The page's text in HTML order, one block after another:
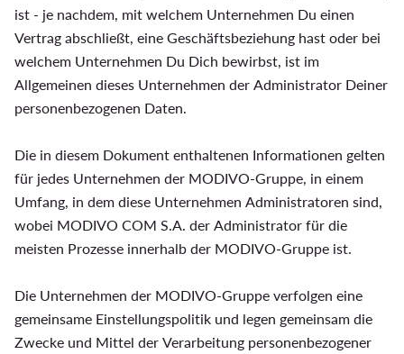
ist - je nachdem, mit welchem Unternehmen Du einen
Vertrag abschließt, eine Geschäftsbeziehung hast oder bei
welchem Unternehmen Du Dich bewirbst, ist im
Allgemeinen dieses Unternehmen der Administrator Deiner
personenbezogenen Daten.
Die in diesem Dokument enthaltenen Informationen gelten
für jedes Unternehmen der MODIVO-Gruppe, in einem
Umfang, in dem diese Unternehmen Administratoren sind,
wobei MODIVO COM S.A. der Administrator für die
meisten Prozesse innerhalb der MODIVO-Gruppe ist.
Die Unternehmen der MODIVO-Gruppe verfolgen eine
gemeinsame Einstellungspolitik und legen gemeinsam die
Zwecke und Mittel der Verarbeitung personenbezogener